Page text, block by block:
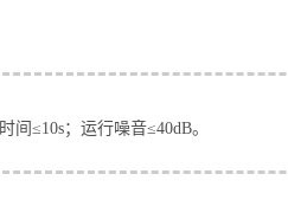
间≤10s；运行噪音≤40dB。